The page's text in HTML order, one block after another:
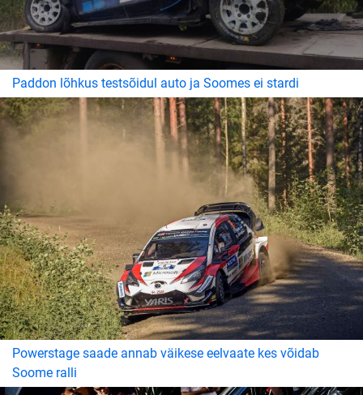
Paddon lõhkus testsõidul auto ja Soomes ei stardi
Powerstage saade annab väikese eelvaate kes võidab
Soome ralli